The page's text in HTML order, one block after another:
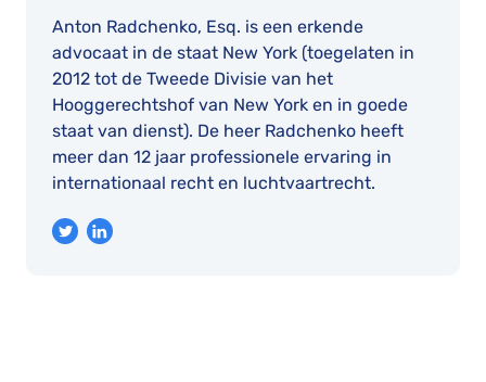
Anton Radchenko, Esq. is een erkende
advocaat in de staat New York (toegelaten in
2012 tot de Tweede Divisie van het
Hooggerechtshof van New York en in goede
staat van dienst). De heer Radchenko heeft
meer dan 12 jaar professionele ervaring in
internationaal recht en luchtvaartrecht.